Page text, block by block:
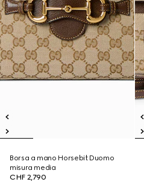
Borsa a mano Horsebit Duomo
misura media
CHF 2,790